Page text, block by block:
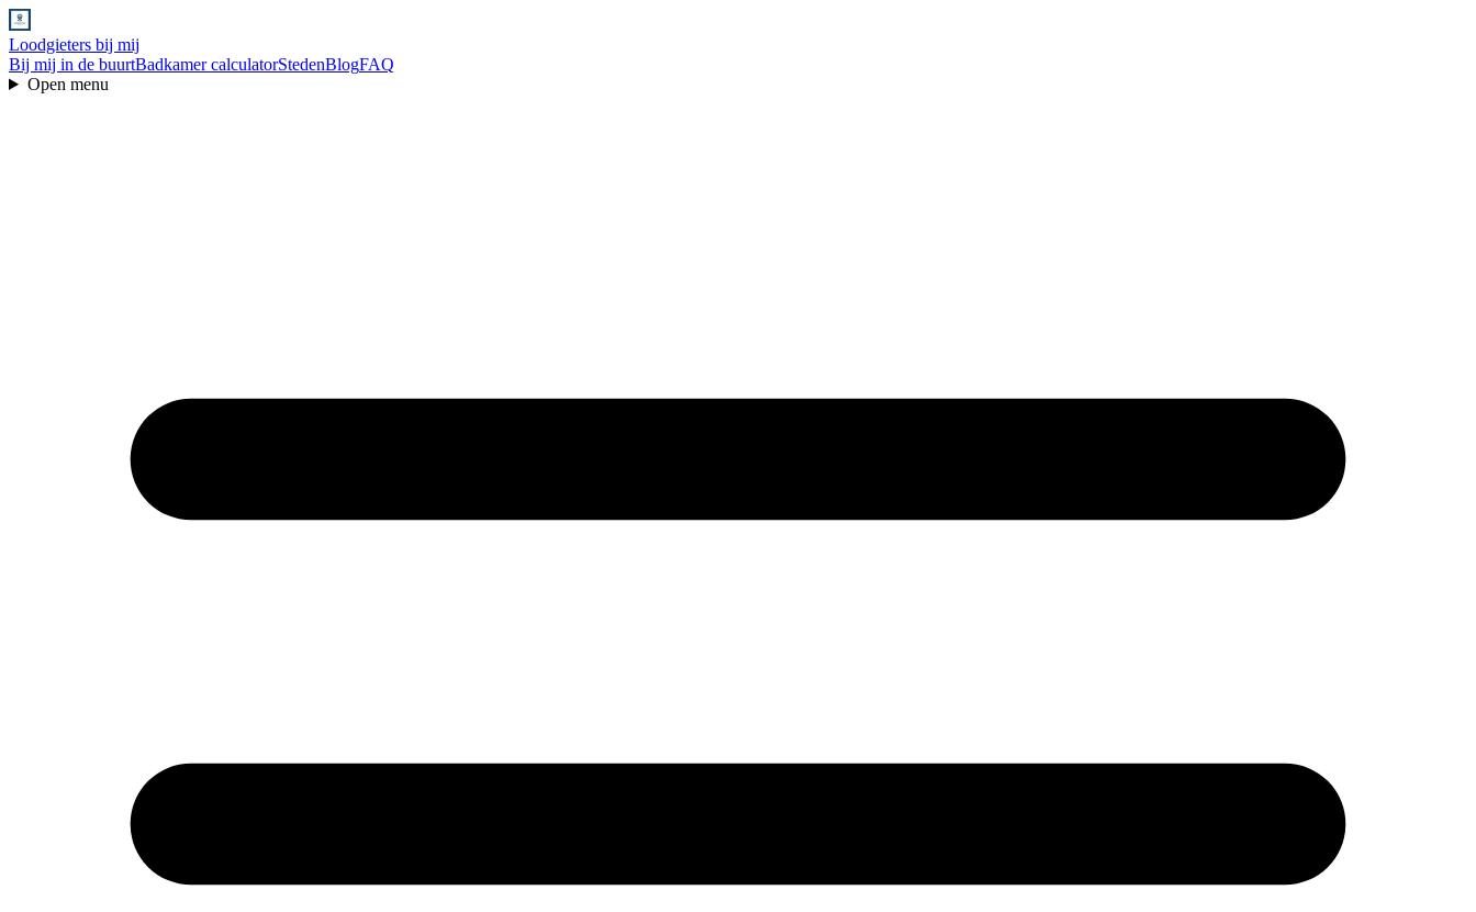
Loodgieters bij mij
Bij mij in de buurtBadkamer calculatorStedenBlogFAQ
Open menu